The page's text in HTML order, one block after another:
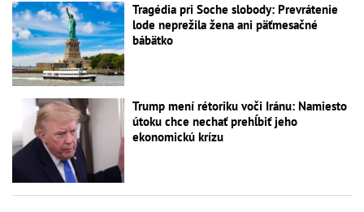
Tragédia pri Soche slobody: Prevrátenie
lode neprežila žena ani päťmesačné
bábätko
Trump mení rétoriku voči Iránu: Namiesto
útoku chce nechať prehĺbiť jeho
ekonomickú krízu